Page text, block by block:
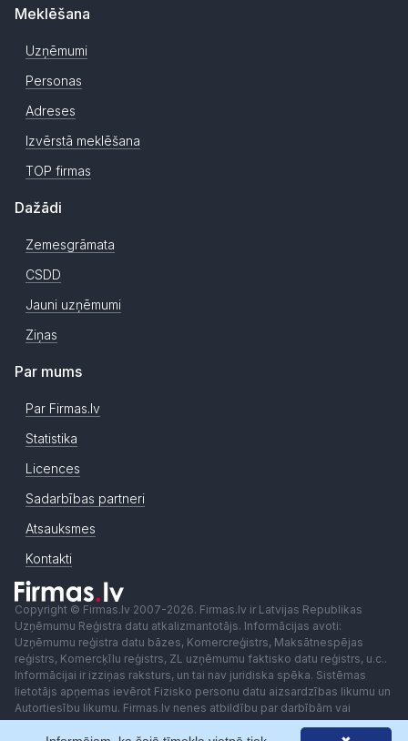
Meklēšana
Uzņēmumi
Personas
Adreses
Izvērstā meklēšana
TOP firmas
Dažādi
Zemesgrāmata
CSDD
Jauni uzņēmumi
Ziņas
Par mums
Par Firmas.lv
Statistika
Licences
Sadarbības partneri
Atsauksmes
Kontakti
Copyright © Firmas.lv 2007-2026. Firmas.lv ir Latvijas Republikas
Uzņēmumu Reģistra datu atkalizmantotājs. Informācijas avoti:
Uzņēmumu reģistra datu bāzes, Komercreģistrs, Maksātnespējas
reģistrs, Komercķīlu reģistrs, ZL uzņēmumu faktisko datu reģistrs, u.c..
Informācijai ir izziņas raksturs, un tai nav juridiska spēka. Sistēmas
lietotājs apņemas ievērot Fizisko personu datu aizsardzības likumu un
Autortiesību likumu. Firmas.lv nenes atbildību par darbībām vai
lēmumiem, kas balstīti uz saņemto pakalpojumu. Lietotājam aizliegts